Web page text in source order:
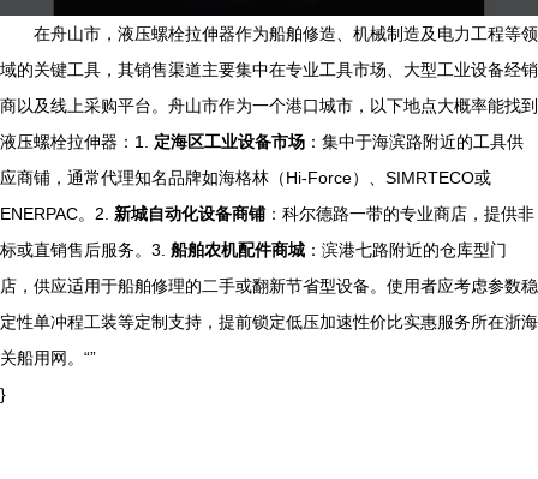
在舟山市，液压螺栓拉伸器作为船舶修造、机械制造及电力工程等领
域的关键工具，其销售渠道主要集中在专业工具市场、大型工业设备经销
商以及线上采购平台。舟山市作为一个港口城市，以下地点大概率能找到
液压螺栓拉伸器：1. 定海区工业设备市场 ：集中于海滨路附近的工具供
应商铺，通常代理知名品牌如海格林（Hi-Force）、SIMRTECO或
ENERPAC。2. 新城自动化设备商铺 ：科尔德路一带的专业商店，提供非
标或直销售后服务。3. 船舶农机配件商城 ：滨港七路附近的仓库型门
店，供应适用于船舶修理的二手或翻新节省型设备。使用者应考虑参数稳
定性单冲程工装等定制支持，提前锁定低压加速性价比实惠服务所在浙海
关船用网。“”
}